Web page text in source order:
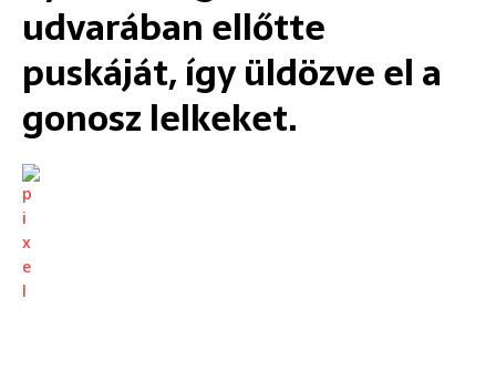
udvarában ellőtte
puskáját, így üldözve el a
gonosz lelkeket.